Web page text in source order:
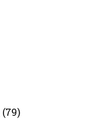
(79)